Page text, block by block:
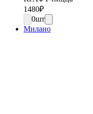
1480₽
0шт
Милано